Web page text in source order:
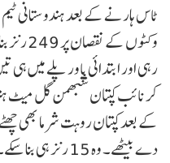
وکٹوں
کر نائب کپتان شبھمن گل میٹ
کے بعد کپتان روہت شرما بھی
دے بیٹھے۔ وہ 15 رنز ہی بنا سکے۔